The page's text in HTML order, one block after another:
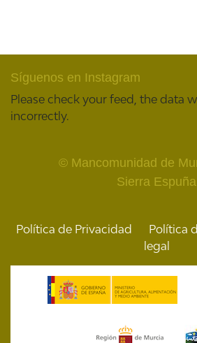
Síguenos en Instagram
Please check your feed, the data
incorrectly.
© Mancomunidad de
Sierra Espuña
Política de Privacidad Política
legal